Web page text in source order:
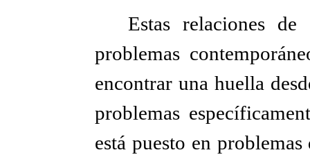
Estas relaciones
problemas
encontrar una huella
problemas
está puesto en